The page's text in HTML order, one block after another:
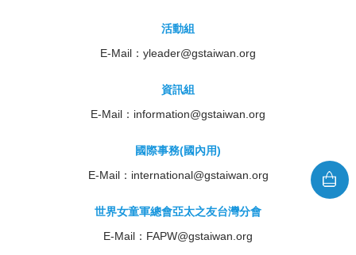
活動組
E-Mail： yleader@gstaiwan.org
資訊組
E-Mail： information@gstaiwan.org
國際事務(國內用)
E-Mail： international@gstaiwan.org
世界女童軍總會亞太之友台灣分會
E-Mail： FAPW@gstaiwan.org